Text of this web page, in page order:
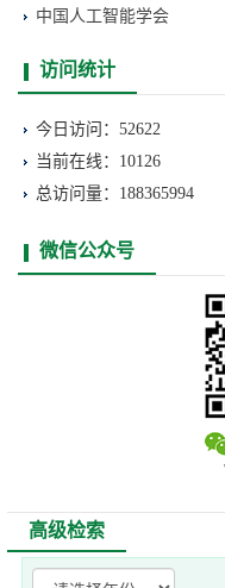
中国人工智能学会
访问统计
今日访问：52622
当前在线：10126
总访问量：188365994
微信公众号
高级检索